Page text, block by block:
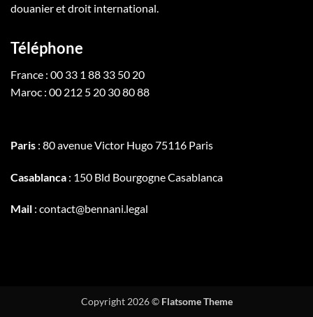
douanier et droit international.
Téléphone
France : 00 33 1 88 33 50 20
Maroc : 00 212 5 20 30 80 88
Paris : 80 avenue Victor Hugo 75116 Paris
Casablanca : 150 Bld Bourgogne Casablanca
Mail : contact@bennani.legal
Copyright 2026 © Flatsome Theme